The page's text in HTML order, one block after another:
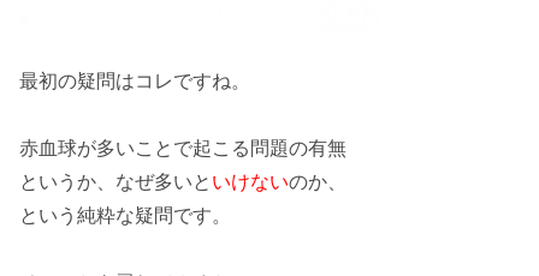
最初の疑問はコレですね。
赤血球が多いことで起こる 問題の有無
というか、なぜ多いと いけないのか、
という 純粋な疑問です。